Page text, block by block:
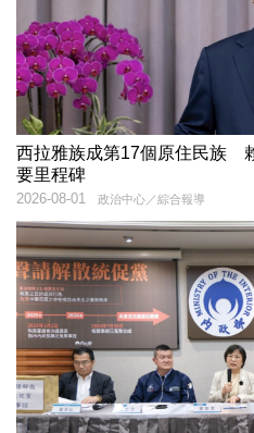
西拉雅族成第17個原住民族
要里程碑
政治中心／綜合報導
2026-08-01